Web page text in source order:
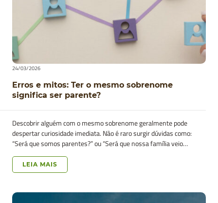
24/03/2026
Erros e mitos: Ter o mesmo sobrenome
significa ser parente?
Descobrir alguém com o mesmo sobrenome geralmente pode
despertar curiosidade imediata. Não é raro surgir dúvidas como:
“Será que somos parentes?” ou “Será que nossa família veio…
LEIA MAIS